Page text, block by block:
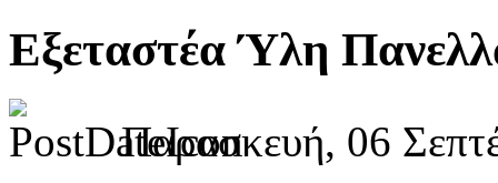
Εξεταστέα Ύλη
Παρασκευή, 06